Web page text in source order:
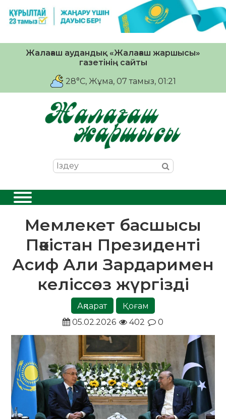
Жалағаш аудандық «Жалағаш жаршысы»
газетінің сайты
28°C, Жұма, 07 тамыз, 01:21
Мемлекет басшысы
Пәкістан Президенті
Асиф Али Зардаримен
келіссөз жүргізді
Ақпарат
Қоғам
05.02.2026
402 0